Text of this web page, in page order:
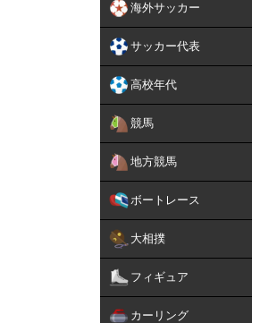
海外サッカー
サッカー代表
高校年代
競馬
地方競馬
ボートレース
大相撲
フィギュア
カーリング